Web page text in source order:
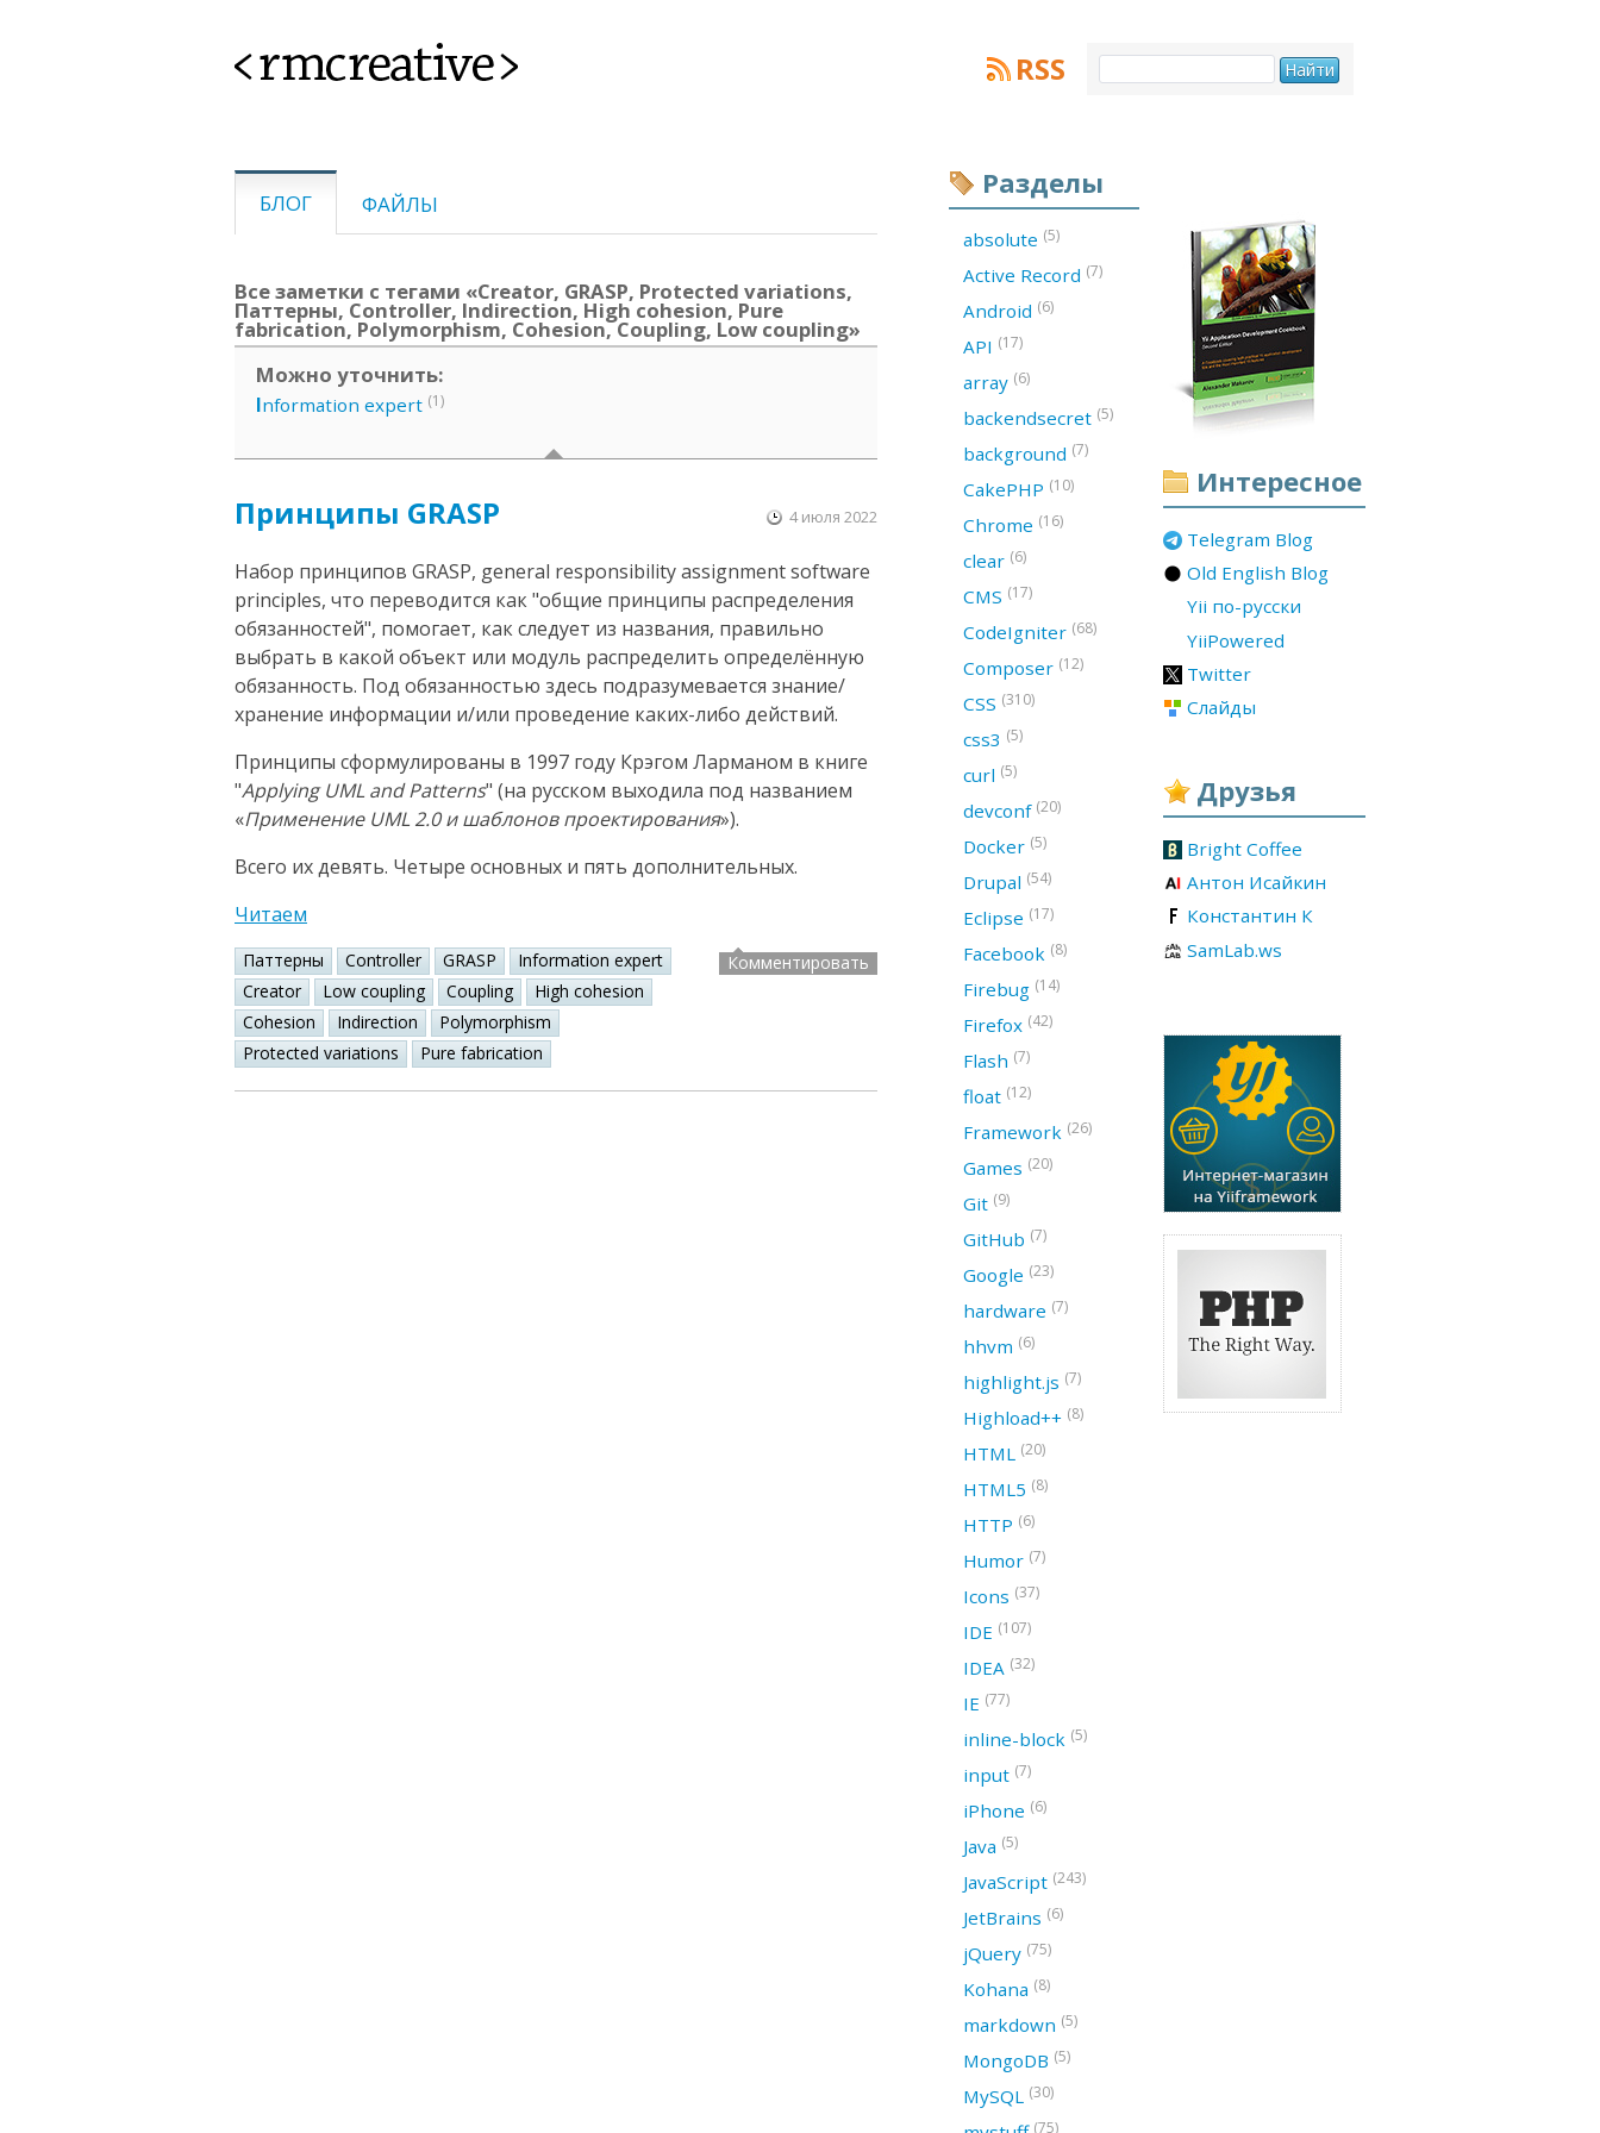
<rmcreative> RSS
БЛОГ ФАЙЛЫ
Все заметки с тегами «Creator, GRASP, Protected variations,
Паттерны, Controller, Indirection, High cohesion, Pure
fabrication, Polymorphism, Cohesion, Coupling, Low coupling»
Можно уточнить:
Information expert (1)
Принципы GRASP 4 июля 2022
Набор принципов GRASP, general responsibility assignment software
principles, что переводится как "общие принципы распределения
обязанностей", помогает, как следует из названия, правильно
выбрать в какой объект или модуль распределить определённую
обязанность. Под обязанностью здесь подразумевается знание/
хранение информации и/или проведение каких-либо действий.
Принципы сформулированы в 1997 году Крэгом Ларманом в книге
"Applying UML and Patterns" (на русском выходила под названием
«Применение UML 2.0 и шаблонов проектирования»).
Всего их девять. Четыре основных и пять дополнительных.
Читаем
Паттерны Controller GRASP
Information expert
Creator
Low coupling Coupling
High cohesion
Cohesion
Indirection
Polymorphism
Protected variations
Pure fabrication
Комментировать
Интересное
Telegram Blog
Old English Blog
Yii по-русски
YiiPowered
Twitter
Слайды
Друзья
Bright Coffee
Антон Исайкин
Константин К
SamLab.ws
Разделы
absolute (5)
Active Record (7)
Android (6)
API (17)
array (6)
backendsecret (5)
background (7)
CakePHP (10)
Chrome (16)
clear (6)
CMS (17)
CodeIgniter (68)
Composer (12)
CSS (310)
css3 (5)
curl (5)
devconf (20)
Docker (5)
Drupal (54)
Eclipse (17)
Facebook (8)
Firebug (14)
Firefox (42)
Flash (7)
float (12)
Framework (26)
Games (20)
Git (9)
GitHub (7)
Google (23)
hardware (7)
hhvm (6)
highlight.js (7)
Highload++ (8)
HTML (20)
HTML5 (8)
HTTP (6)
Humor (7)
Icons (37)
IDE (107)
IDEA (32)
IE (77)
inline-block (5)
input (7)
iPhone (6)
Java (5)
JavaScript (243)
JetBrains (6)
jQuery (75)
Kohana (8)
markdown (5)
MongoDB (5)
MySQL (30)
(75)